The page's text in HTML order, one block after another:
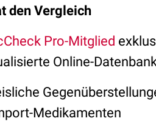
den Vergleich
Pro-Mitglied
Online-
Medikamenten